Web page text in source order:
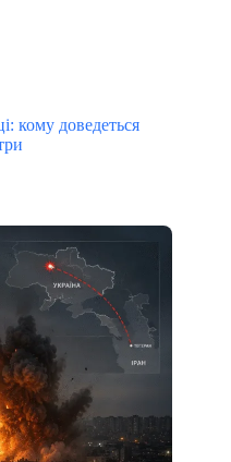
кому доведеться